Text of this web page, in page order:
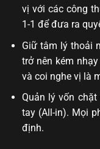
vị với các công
1-1 để đưa ra
Giữ tâm lý thoải
trở nên kém
và coi nghe vị là
Quản lý vốn
tay (All-in). Mọi
định.